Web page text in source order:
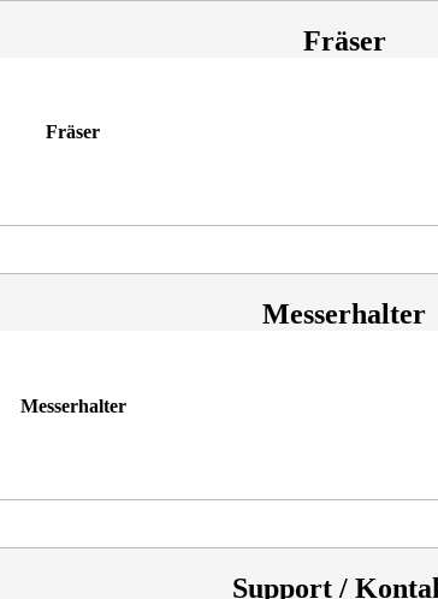
Fräser
Fräser
Messerhalter
Messerhalter
Support /